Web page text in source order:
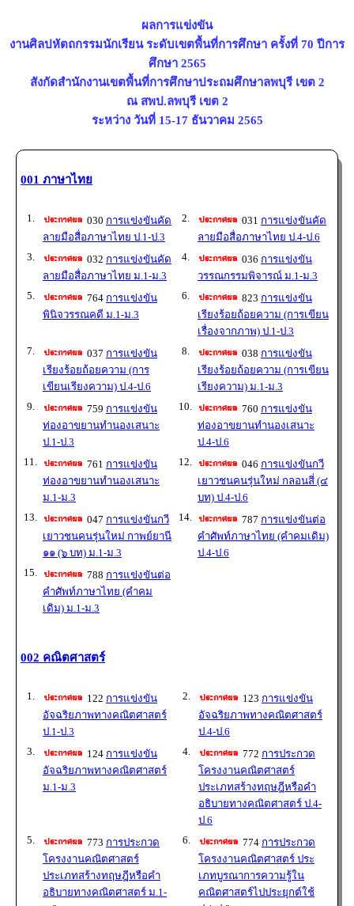
ผลการแข่งขัน
งานศิลปหัตถกรรมนักเรียน ระดับเขตพื้นที่การศึกษา ครั้งที่ 70 ปีการ
ศึกษา 2565
สังกัดสำนักงานเขตพื้นที่การศึกษาประถมศึกษาลพบุรี เขต 2
ณ สพป.ลพบุรี เขต 2
ระหว่าง วันที่ 15-17 ธันวาคม 2565
001 ภาษาไทย
1. 030 การแข่งขันคัด
ลายมือสื่อภาษาไทย ป.1-ป.3
2. 031 การแข่งขันคัด
ลายมือสื่อภาษาไทย ป.4-ป.6
3.
032 การแข่งขันคัด
ลายมือสื่อภาษาไทย ม.1-ม.3
4. 036 การแข่งขัน
วรรณกรรมพิจารณ์ ม.1-ม.3
5.
764 การแข่งขัน
พินิจวรรณคดี ม.1-ม.3
6. 823 การแข่งขัน
เรียงร้อยถ้อยความ (การเขียน
เรื่องจากภาพ) ป.1-ป.3
7.
037 การแข่งขัน
เรียงร้อยถ้อยความ (การ
เขียนเรียงความ) ป.4-ป.6
8. 038 การแข่งขัน
เรียงร้อยถ้อยความ (การเขียน
เรียงความ) ม.1-ม.3
9.
759 การแข่งขัน
ท่องอาขยานทำนองเสนาะ
ป.1-ป.3
10. 760 การแข่งขัน
ท่องอาขยานทำนองเสนาะ
ป.4-ป.6
11.
761 การแข่งขัน
ท่องอาขยานทำนองเสนาะ
ม.1-ม.3
12. 046 การแข่งขันกวี
เยาวชนคนรุ่นใหม่ กลอนสี่ (๔
บท) ป.4-ป.6
13.
047 การแข่งขันกวี
เยาวชนคนรุ่นใหม่ กาพย์ยานี
๑๑ (๖ บท) ม.1-ม.3
14. 787 การแข่งขันต่อ
คำศัพท์ภาษาไทย (คำคมเดิม)
ป.4-ป.6
15.
788 การแข่งขันต่อ
คำศัพท์ภาษาไทย (คำคม
เดิม) ม.1-ม.3
002 คณิตศาสตร์
1. 122 การแข่งขัน
อัจฉริยภาพทางคณิตศาสตร์
ป.1-ป.3
2. 123 การแข่งขัน
อัจฉริยภาพทางคณิตศาสตร์
ป.4-ป.6
3.
124 การแข่งขัน
อัจฉริยภาพทางคณิตศาสตร์
ม.1-ม.3
4. 772 การประกวด
โครงงานคณิตศาสตร์
ประเภทสร้างทฤษฎีหรือคำ
อธิบายทางคณิตศาสตร์ ป.4-
ป.6
5.
773 การประกวด
โครงงานคณิตศาสตร์
ประเภทสร้างทฤษฎีหรือคำ
อธิบายทางคณิตศาสตร์ ม.1-
6. 774 การประกวด
โครงงานคณิตศาสตร์ ประ
เภทบูรณาการความรู้ใน
คณิตศาสตร์ไปประยุกต์ใช้